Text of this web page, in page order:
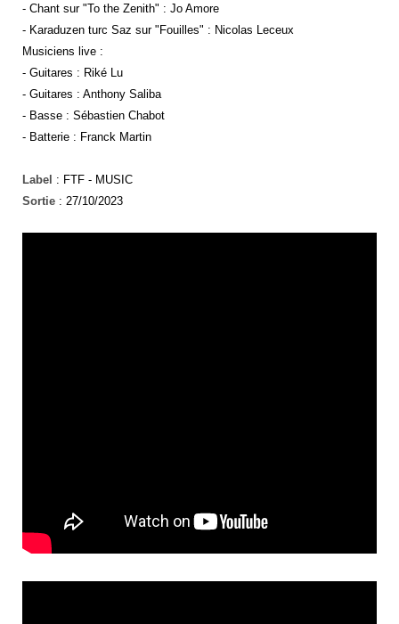
- Chant sur "To the Zenith" : Jo Amore
- Karaduzen turc Saz sur "Fouilles" : Nicolas Leceux
Musiciens live :
- Guitares : Riké Lu
- Guitares : Anthony Saliba
- Basse : Sébastien Chabot
- Batterie : Franck Martin
Label : FTF - MUSIC
Sortie : 27/10/2023